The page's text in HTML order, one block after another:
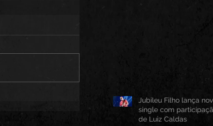
Jubileu Filho lança
single com
de Luiz Caldas